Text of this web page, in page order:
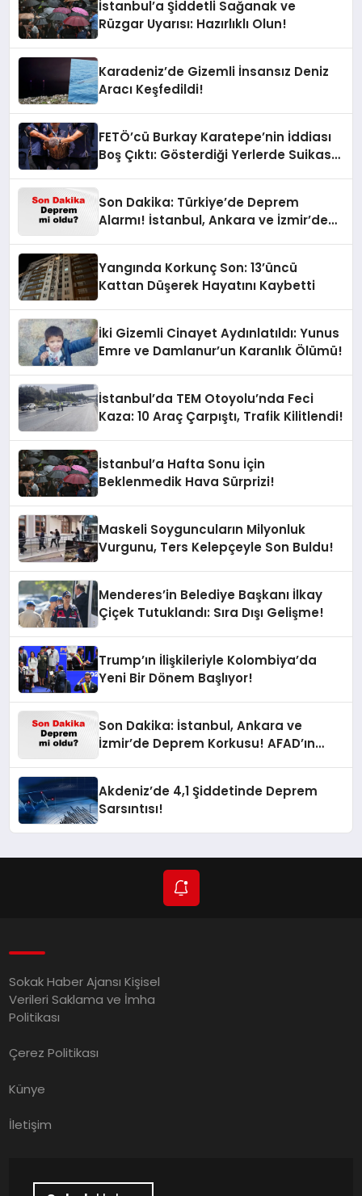
İstanbul’a Şiddetli Sağanak ve
Rüzgar Uyarısı: Hazırlıklı Olun!
Karadeniz’de Gizemli İnsansız Deniz
Aracı Keşfedildi!
FETÖ’cü Burkay Karatepe’nin İddiası
Boş Çıktı: Gösterdiği Yerlerde Suikast
Son Dakika: Türkiye’de Deprem
Alarmı! İstanbul, Ankara ve İzmir’de
Yangında Korkunç Son: 13’üncü
Kattan Düşerek Hayatını Kaybetti
İki Gizemli Cinayet Aydınlatıldı: Yunus
Emre ve Damlanur’un Karanlık Ölümü!
İstanbul’da TEM Otoyolu’nda Feci
Kaza: 10 Araç Çarpıştı, Trafik Kilitlendi!
İstanbul’a Hafta Sonu İçin
Beklenmedik Hava Sürprizi!
Maskeli Soyguncuların Milyonluk
Vurgunu, Ters Kelepçeyle Son Buldu!
Menderes’in Belediye Başkanı İlkay
Çiçek Tutuklandı: Sıra Dışı Gelişme!
Trump’ın İlişkileriyle Kolombiya’da
Yeni Bir Dönem Başlıyor!
Son Dakika: İstanbul, Ankara ve
İzmir’de Deprem Korkusu! AFAD’ın
Akdeniz’de 4,1 Şiddetinde Deprem
Sarsıntısı!
Sokak Haber Ajansı Kişisel
Verileri Saklama ve İmha
Politikası
Çerez Politikası
Künye
İletişim